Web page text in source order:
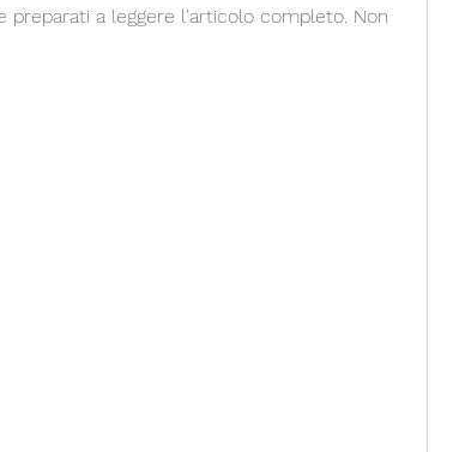
preparati a leggere l'articolo completo. Non